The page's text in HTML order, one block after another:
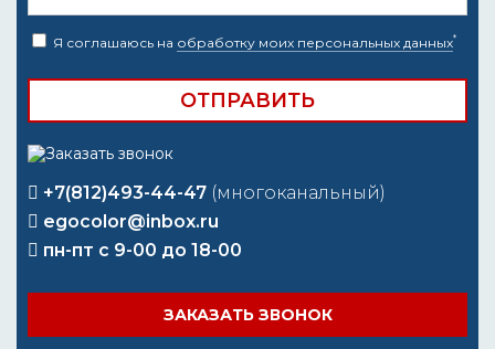
Я соглашаюсь на обработку моих персональных данных*
+7(812)493-44-47 (многоканальный)
egocolor@inbox.ru
пн-пт с 9-00 до 18-00
ЗАКАЗАТЬ ЗВОНОК